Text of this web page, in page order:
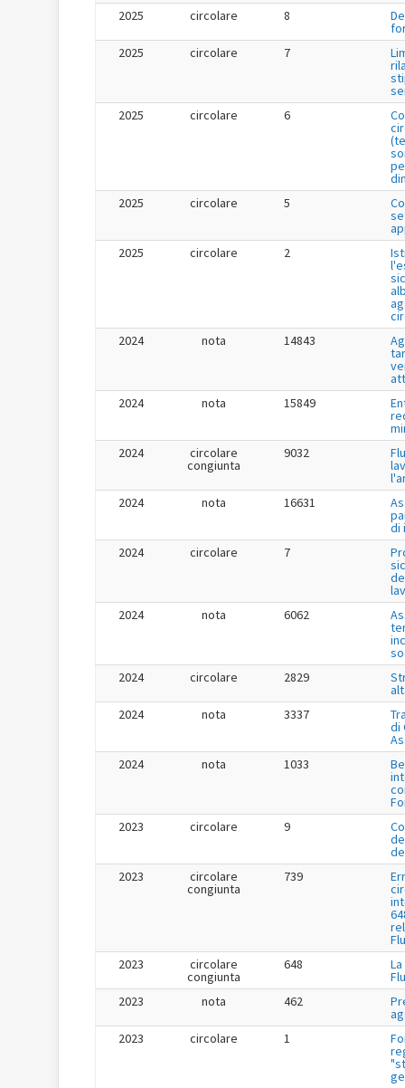
2025
circolare 8
2025
circolare 7
2025
circolare 6
2025
circolare 5
2025
circolare 2
2024
nota 14843
2024
nota 15849
2024
circolare
congiunta
9032
2024
nota 16631
di
2024
circolare 7
2024
nota 6062
2024
circolare 2829
2024
nota 3337
di
2024
nota 1033
2023
circolare 9
2023
circolare
congiunta
739
2023
circolare
congiunta
648
2023
nota 462
2023
circolare 1